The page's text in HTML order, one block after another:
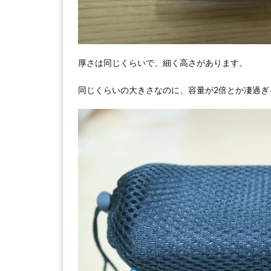
厚さは同じくらいで、細く高さがあります。
同じくらいの大きさなのに、容量が2倍とか凄過